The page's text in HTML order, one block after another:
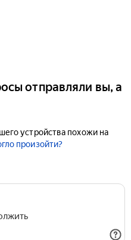
отправляли вы, а
устройства похожи на
произойти?